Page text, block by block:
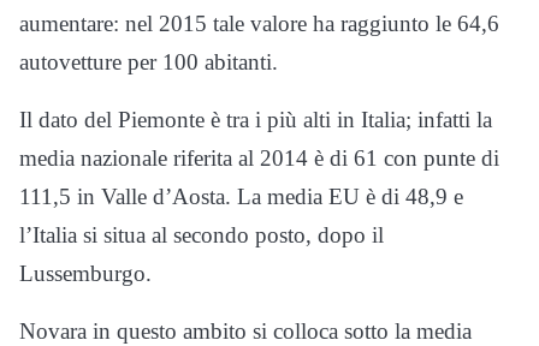
aumentare: nel 2015 tale valore ha raggiunto le 64,6
autovetture per 100 abitanti.
Il dato del Piemonte è tra i più alti in Italia; infatti la
media nazionale riferita al 2014 è di 61 con punte di
111,5 in Valle d’Aosta. La media EU è di 48,9 e
l’Italia si situa al secondo posto, dopo il
Lussemburgo.
Novara in questo ambito si colloca sotto la media